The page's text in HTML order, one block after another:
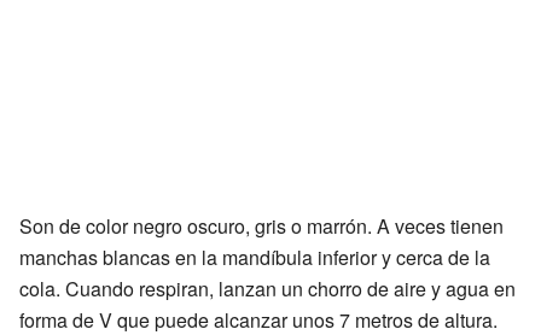
Son de color negro oscuro, gris o marrón. A veces tienen
manchas blancas en la mandíbula inferior y cerca de la
cola. Cuando respiran, lanzan un chorro de aire y agua en
forma de V que puede alcanzar unos 7 metros de altura.